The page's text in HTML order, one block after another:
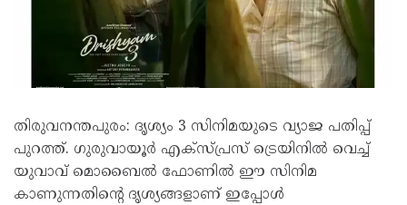
തിരുവനന്തപുരം: ദൃശ്യം 3 സിനിമയുടെ വ്യാജ പതിപ്പ്
പുറത്ത്. ഗുരുവായൂർ എക്സ്‌പ്രസ് ട്രെയിനിൽ വെച്ച്
യുവാവ് മൊബൈൽ ഫോണിൽ ഈ സിനിമ
കാണുന്നതിന്റെ ദൃശ്യങ്ങളാണ് ഇപ്പോൾ